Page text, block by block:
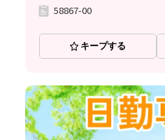
58867-00
キープする